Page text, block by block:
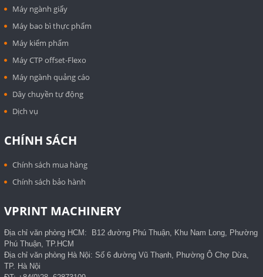
Máy ngành giấy
Máy bao bì thực phẩm
Máy kiểm phẩm
Máy CTP offset-Flexo
Máy ngành quảng cáo
Dây chuyền tự động
Dịch vụ
CHÍNH SÁCH
Chính sách mua hàng
Chính sách bảo hành
VPRINT MACHINERY
Địa chỉ văn phòng HCM: B12 đường Phú Thuận, Khu Nam Long, Phường
Phú Thuận, TP.HCM
Địa chỉ văn phòng Hà Nội: Số 6 đường Vũ Thạnh, Phường Ô Chợ Dừa,
TP. Hà Nội